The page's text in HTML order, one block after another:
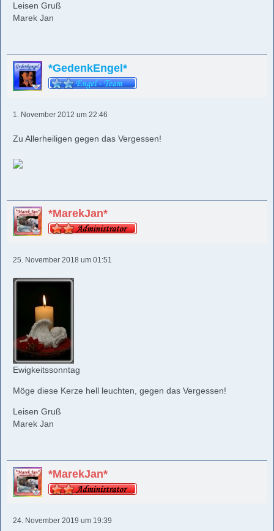
Leisen Gruß
Marek Jan
*GedenkEngel*
1. November 2012 um 22:46
Zu Allerheiligen gegen das Vergessen!
*MarekJan*
25. November 2018 um 01:51
Ewigkeitssonntag
Möge diese Kerze hell leuchten, gegen das Vergessen!
Leisen Gruß
Marek Jan
*MarekJan*
24. November 2019 um 19:39